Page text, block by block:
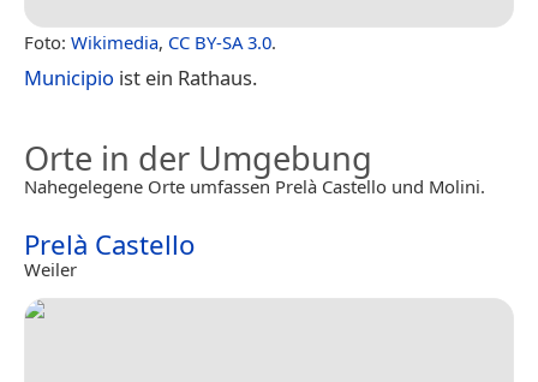
Foto: Wikimedia, CC BY-SA 3.0.
Municipio ist ein Rathaus.
Orte in der Umgebung
Nahegelegene Orte umfassen Prelà Castello und Molini.
Prelà Castello
Weiler